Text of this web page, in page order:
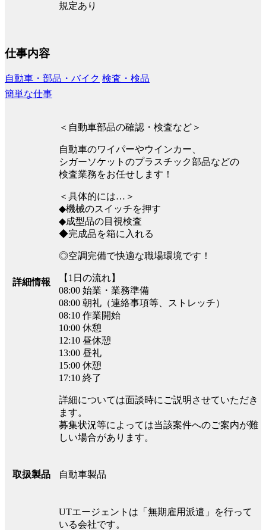
規定あり
仕事内容
自動車・部品・バイク 検査・検品
簡単な仕事
詳細情報
＜自動車部品の確認・検査など＞
自動車のワイパーやウインカー、
シガーソケットのプラスチック部品などの
検査業務をお任せします！
＜具体的には…＞
◆機械のスイッチを押す
◆成型品の目視検査
◆完成品を箱に入れる
◎空調完備で快適な職場環境です！
【1日の流れ】
08:00 始業・業務準備
08:00 朝礼（連絡事項等、ストレッチ）
08:10 作業開始
10:00 休憩
12:10 昼休憩
13:00 昼礼
15:00 休憩
17:10 終了
詳細については面談時にご説明させていただき
ます。
募集状況等によっては当該案件へのご案内が難
しい場合があります。
取扱製品 自動車製品
UTエージェントは「無期雇用派遣」を行って
いる会社です。